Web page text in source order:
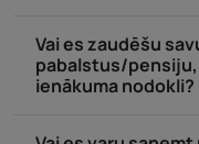
Vai es zaudēšu
pabalstus/
ienākuma nodokli?